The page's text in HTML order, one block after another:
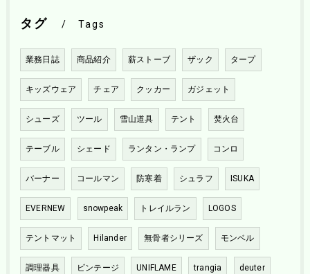
タグ Tags
業務日誌 商品紹介 薪ストーブ ザック タープ
キッズウェア チェア クッカー ガジェット
シューズ ツール 雪山道具 テント 焚火台
テーブル シェード ランタン・ランプ コンロ
バーナー コールマン 防寒着 シュラフ ISUKA
EVERNEW snowpeak トレイルラン LOGOS
テントマット Hilander 無骨者シリーズ モンベル
調理器具 ビンテージ UNIFLAME trangia deuter